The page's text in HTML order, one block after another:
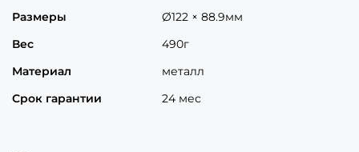
Размеры
Ø122 × 88.9мм
Вес
490г
Материал
металл
Срок гарантии
24 мес